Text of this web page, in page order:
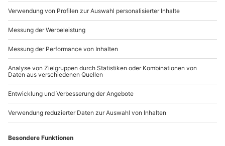
ab!
Artikelnummer: 31889
Andere Produkte entdecken